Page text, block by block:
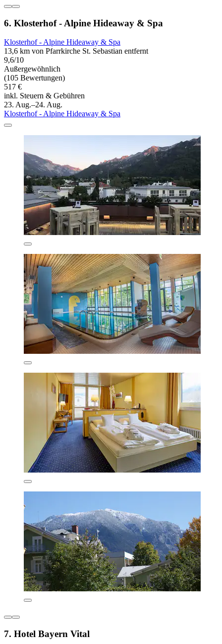
6. Klosterhof - Alpine Hideaway & Spa
Klosterhof - Alpine Hideaway & Spa
13,6 km von Pfarrkirche St. Sebastian entfernt
9,6/10
Außergewöhnlich
(105 Bewertungen)
517 €
inkl. Steuern & Gebühren
23. Aug.–24. Aug.
Klosterhof - Alpine Hideaway & Spa
7. Hotel Bayern Vital